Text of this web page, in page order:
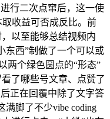
行二次点窜后，这一使
收益可否成反比。前
以至能够总结视频内
东西”制做了一个可以或
两个绿色圆点的“形态”
了哪些号文章、点赞了
正在回覆中除了文字答
满脚了不少vibe coding